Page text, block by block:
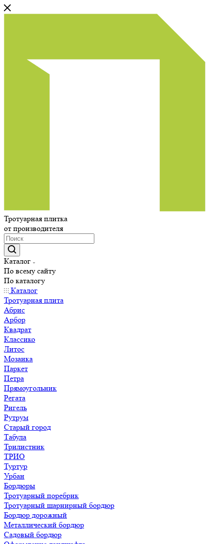
Тротуарная плитка
от производителя
Каталог
По всему сайту
По каталогу
Каталог
Тротуарная плита
Абрис
Арбор
Квадрат
Классико
Литос
Мозаика
Паркет
Петра
Прямоугольник
Регата
Ригель
Рутрум
Старый город
Табула
Трилистник
ТРИО
Туртур
Урбан
Бордюры
Тротуарный поребрик
Тротуарный шарнирный бордюр
Бордюр дорожный
Металлический бордюр
Садовый бордюр